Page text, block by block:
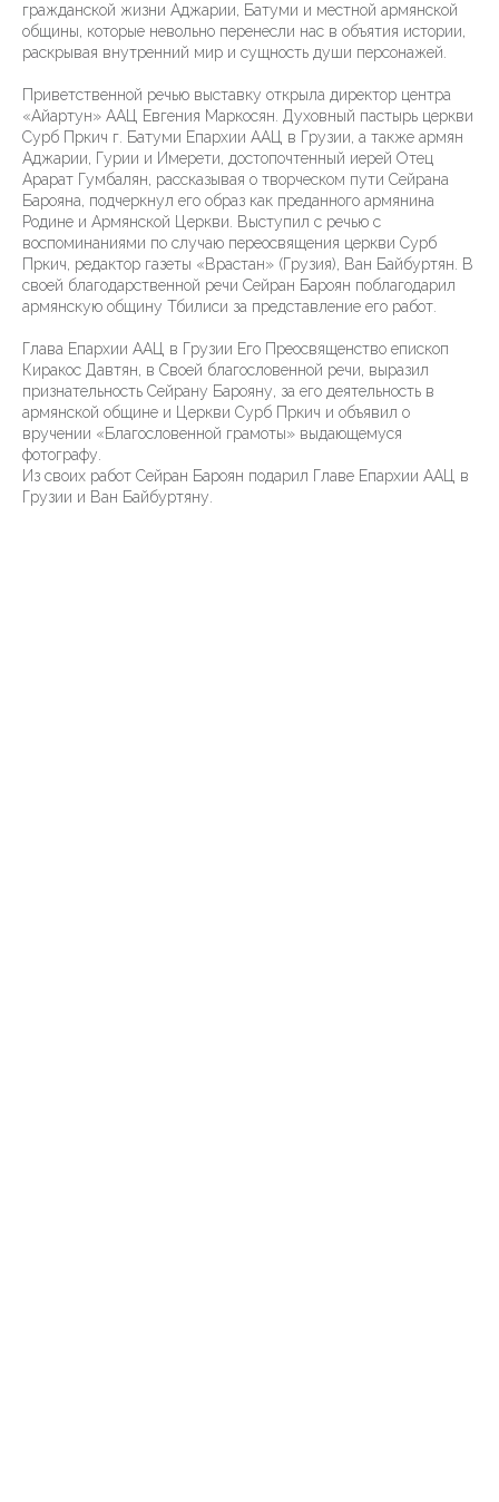
гражданской жизни Аджарии, Батуми и местной армянской
общины, которые невольно перенесли нас в объятия истории,
раскрывая внутренний мир и сущность души персонажей.
Приветственной речью выставку открыла директор центра
«Айартун» ААЦ Евгения Маркосян. Духовный пастырь церкви
Сурб Пркич г. Батуми Епархии ААЦ в Грузии, а также армян
Аджарии, Гурии и Имерети, достопочтенный иерей Отец
Арарат Гумбалян, рассказывая о творческом пути Сейрана
Барояна, подчеркнул его образ как преданного армянина
Родине и Армянской Церкви. Выступил с речью с
воспоминаниями по случаю переосвящения церкви Сурб
Пркич, редактор газеты «Врастан» (Грузия), Ван Байбуртян. В
своей благодарственной речи Сейран Бароян поблагодарил
армянскую общину Тбилиси за представление его работ.
Глава Епархии ААЦ в Грузии Его Преосвященство епископ
Киракос Давтян, в Своей благословенной речи, выразил
признательность Сейрану Барояну, за его деятельность в
армянской общине и Церкви Сурб Пркич и объявил о
вручении «Благословенной грамоты» выдающемуся
фотографу.
Из своих работ Сейран Бароян подарил Главе Епархии ААЦ в
Грузии и Ван Байбуртяну.